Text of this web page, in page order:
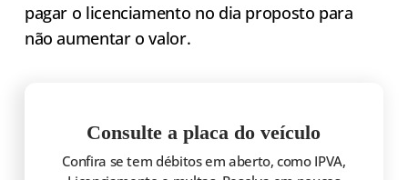
pagar o licenciamento no dia proposto para
não aumentar o valor.
Consulte a placa do veículo
Confira se tem débitos em aberto, como IPVA,